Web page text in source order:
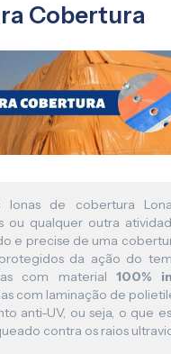
Cobertura
lonas de cobertura
ou qualquer outra
e precise de uma
da ação do
com material100%
com laminação de
anti-UV, ou seja, o que
contra os raios